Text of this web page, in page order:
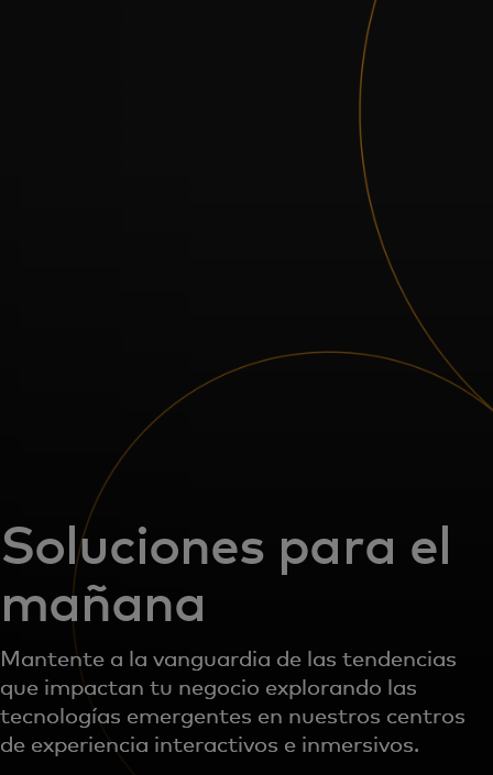
Soluciones para el
mañana
Mantente a la vanguardia de las tendencias
que impactan tu negocio explorando las
tecnologías emergentes en nuestros centros
de experiencia interactivos e inmersivos.